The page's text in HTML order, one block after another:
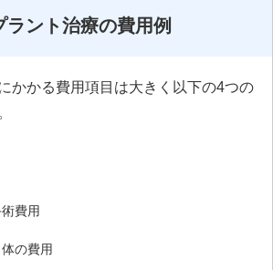
ラント治療の費用例
かかる費用項目は大きく以下の4つの
費用
の費用